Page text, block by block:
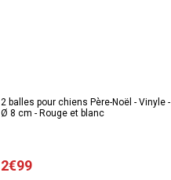
2 balles pour chiens Père-Noël - Vinyle -
Ø 8 cm - Rouge et blanc
2€99